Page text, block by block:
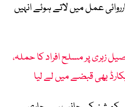
عمل میں لاتے ہوئے انہیں
زہری پر مسلح افراد کا حملہ،
بھی قبضے میں لے لیا